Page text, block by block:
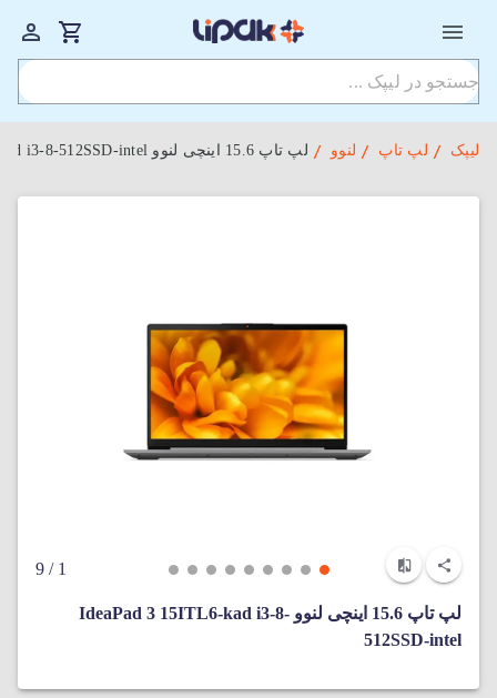
لیپک لپ تاپ لنوو لپ‌ تاپ 15.6 اینچی لنوو IdeaPad 3 15ITL6-kad i3-8-512SSD-intel
1
/ 9
لپ‌ تاپ 15.6 اینچی لنوو IdeaPad 3 15ITL6-kad i3-8-
512SSD-intel